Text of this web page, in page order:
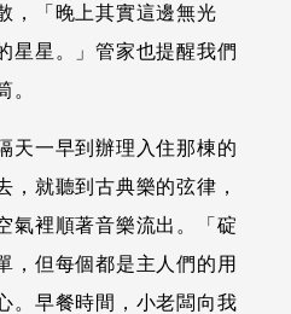
，「晚上其實這邊無光
星星。」管家也提醒我們
。
天一早到辦理入住那棟的
，就聽到古典樂的弦律，
氣裡順著音樂流出。「碇
，但每個都是主人們的用
。早餐時間，小老闆向我